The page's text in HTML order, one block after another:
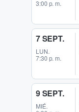
3:00 p. m.
7 SEPT.
LUN.
7:30 p. m.
9 SEPT.
MIÉ.